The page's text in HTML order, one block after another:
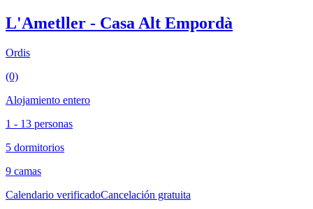
L'Ametller - Casa Alt Empordà
Ordis
(0)
Alojamiento entero
1 - 13 personas
5 dormitorios
9 camas
Calendario verificadoCancelación gratuita